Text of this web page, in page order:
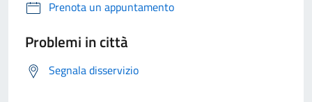
Prenota un appuntamento
Problemi in città
Segnala disservizio